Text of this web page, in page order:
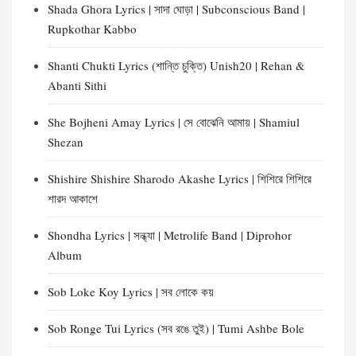
Shada Ghora Lyrics | সাদা ঘোড়া | Subconscious Band |
Rupkothar Kabbo
Shanti Chukti Lyrics (শান্তি চুক্তি) Unish20 | Rehan &
Abanti Sithi
She Bojheni Amay Lyrics | সে বোঝেনি আমায় | Shamiul
Shezan
Shishire Shishire Sharodo Akashe Lyrics | শিশিরে শিশিরে
শারদ আকাশে
Shondha Lyrics | সন্ধ্যা | Metrolife Band | Diprohor
Album
Sob Loke Koy Lyrics | সব লোকে কয়
Sob Ronge Tui Lyrics (সব রঙে তুই) | Tumi Ashbe Bole